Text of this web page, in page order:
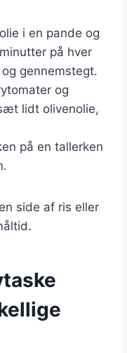
i en pande og
på hver
gennemstegt.
og
lidt olivenolie,
på en tallerken
side af ris eller